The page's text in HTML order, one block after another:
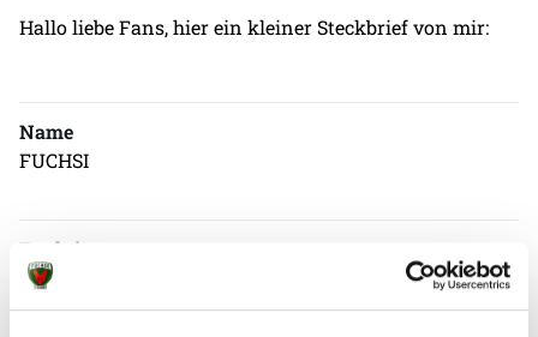
Hallo liebe Fans, hier ein kleiner Steckbrief von mir:
Name
FUCHSI
Funktion
Maskottchen der Füchse Berlin